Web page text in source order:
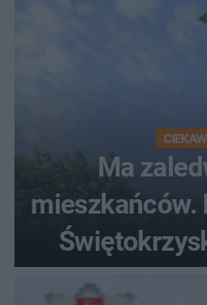
Ma
mieszkańców.
zabytki,